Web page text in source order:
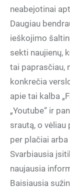
neabejotinai
Daugiau
ieškojimo
sekti naujienų,
tai paprasčiau,
konkrečia
apie tai kalba
„Youtube“ ir
srautą, o
per plačiai
Svarbiausia
naujausia
Baisiausia